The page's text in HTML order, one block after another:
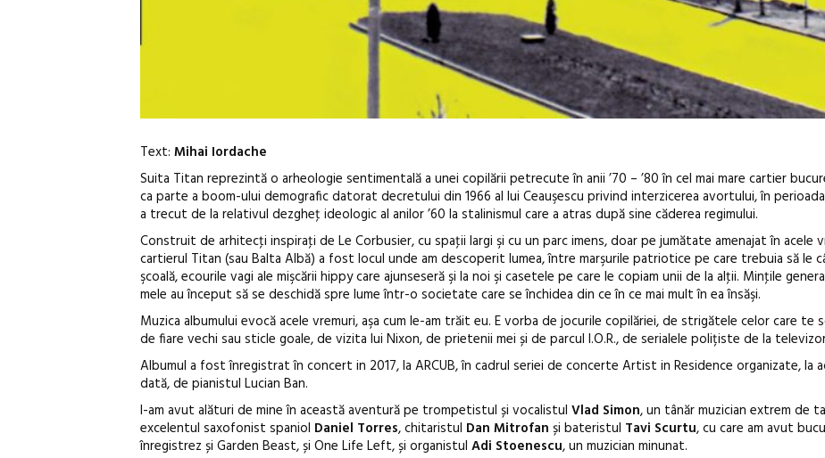
Text: Mihai Iordache
Suita Titan reprezintă o arheologie sentimentală a unei copilării petrecute în anii ’70 – ’80 în cel mai mare cartier
ca parte a boom-ului demografic datorat decretului din 1966 al lui Ceauşescu privind interzicerea avortului, în
a trecut de la relativul dezgheţ ideologic al anilor ’60 la stalinismul care a atras după sine căderea regimului.
Construit de arhitecţi inspiraţi de Le Corbusier, cu spaţii largi şi cu un parc imens, doar pe jumătate amenajat în acele
cartierul Titan (sau Balta Albă) a fost locul unde am descoperit lumea, între marşurile patriotice pe care trebuia să le
şcoală, ecourile vagi ale mişcării hippy care ajunseseră şi la noi şi casetele pe care le copiam unii de la alţii. Minţile
mele au început să se deschidă spre lume într-o societate care se închidea din ce în ce mai mult în ea însăşi.
Muzica albumului evocă acele vremuri, aşa cum le-am trăit eu. E vorba de jocurile copilăriei, de strigătele celor care te
de fiare vechi sau sticle goale, de vizita lui Nixon, de prietenii mei și de parcul I.O.R., de serialele polițiste de la
Albumul a fost înregistrat în concert in 2017, la ARCUB, în cadrul seriei de concerte Artist in Residence organizate, la
dată, de pianistul Lucian Ban.
I-am avut alături de mine în această aventură pe trompetistul și vocalistul Vlad Simon, un tânăr muzician extrem de
excelentul saxofonist spaniol Daniel Torres, chitaristul Dan Mitrofan și bateristul Tavi Scurtu, cu care am avut
înregistrez și Garden Beast, și One Life Left, și organistul Adi Stoenescu, un muzician minunat.
Open Call – Local Design
Awards 2026